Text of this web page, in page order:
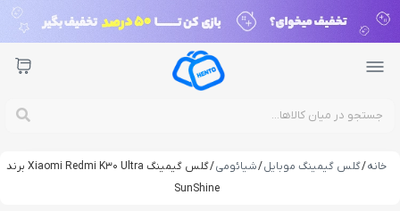
خانه/گلس گیمینگ موبایل/شیائومی
/ گلس گیمینگ Xiaomi Redmi K30 Ultra برند
SunShine